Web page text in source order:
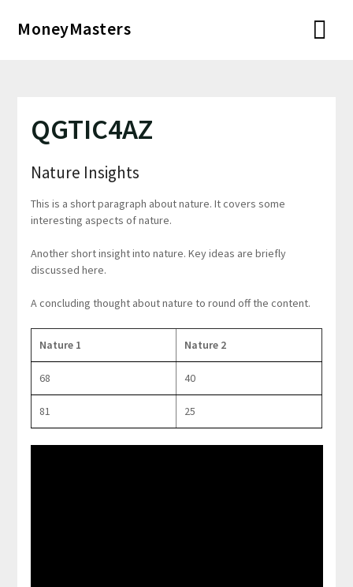
MoneyMasters
QGTIC4AZ
Nature Insights
This is a short paragraph about nature. It covers some
interesting aspects of nature.
Another short insight into nature. Key ideas are briefly
discussed here.
A concluding thought about nature to round off the content.
Nature 1 Nature 2
68 40
81 25